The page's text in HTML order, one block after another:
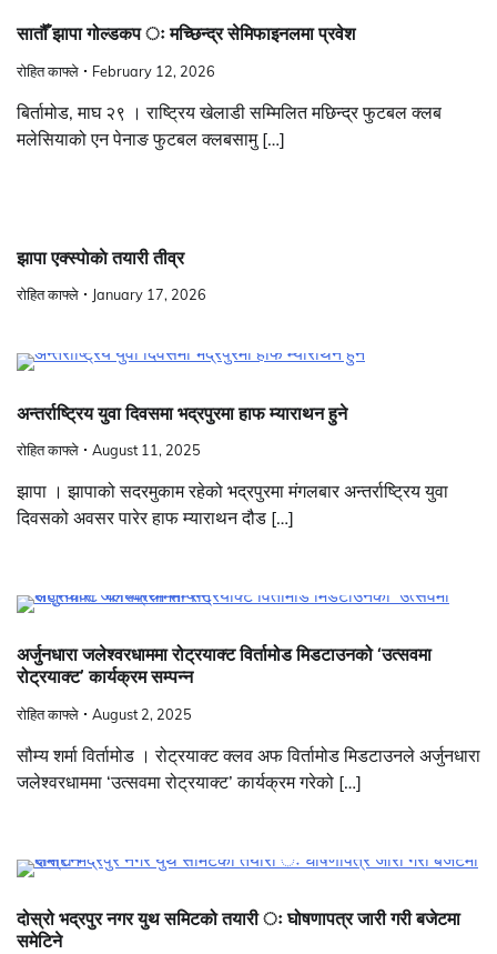
सातौँ झापा गोल्डकप ः मच्छिन्द्र सेमिफाइनलमा प्रवेश
रोहित काफ्ले February 12, 2026
बिर्तामोड, माघ २९ । राष्ट्रिय खेलाडी सम्मिलित मछिन्द्र फुटबल क्लब
मलेसियाको एन पेनाङ फुटबल क्लबसामु […]
झापा एक्स्पाेकाे तयारी तीव्र
रोहित काफ्ले January 17, 2026
अन्तर्राष्ट्रिय युवा दिवसमा भद्रपुरमा हाफ म्याराथन हुने
रोहित काफ्ले August 11, 2025
झापा । झापाको सदरमुकाम रहेको भद्रपुरमा मंगलबार अन्तर्राष्ट्रिय युवा
दिवसको अवसर पारेर हाफ म्याराथन दौड […]
अर्जुनधारा जलेश्वरधाममा रोट्रयाक्ट विर्तामोड मिडटाउनको ‘उत्सवमा
रोट्रयाक्ट’ कार्यक्रम सम्पन्न
रोहित काफ्ले August 2, 2025
सौम्य शर्मा विर्तामोड । रोट्रयाक्ट क्लव अफ विर्तामोड मिडटाउनले अर्जुनधारा
जलेश्वरधाममा ‘उत्सवमा रोट्रयाक्ट’ कार्यक्रम गरेको […]
दोस्रो भद्रपुर नगर युथ समिटको तयारी ः घोषणापत्र जारी गरी बजेटमा
समेटिने